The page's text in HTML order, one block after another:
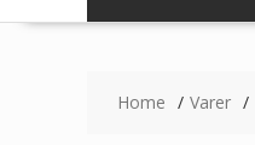
Home Varer